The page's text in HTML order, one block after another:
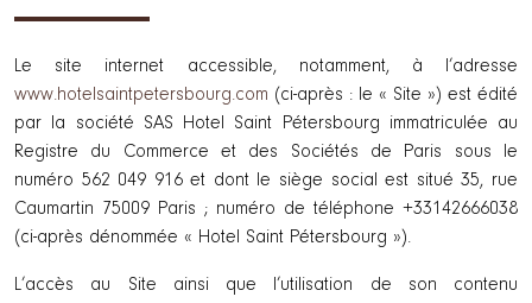
Le site internet accessible, notamment, à l’adresse
www.hotelsaintpetersbourg.com (ci-après : le « Site ») est édité
par la société SAS Hotel Saint Pétersbourg immatriculée au
Registre du Commerce et des Sociétés de Paris sous le
numéro 562 049 916 et dont le siège social est situé 35, rue
Caumartin 75009 Paris ; numéro de téléphone +33142666038
(ci-après dénommée « Hotel Saint Pétersbourg »).
L’accès au Site ainsi que l’utilisation de son contenu